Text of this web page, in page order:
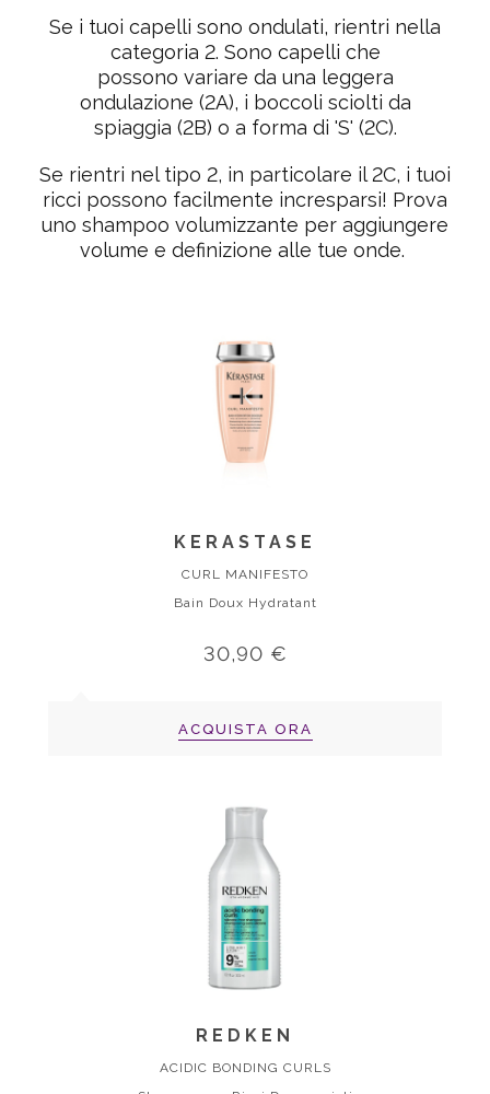
Se i tuoi capelli sono ondulati, rientri nella
categoria 2. Sono capelli che
possono variare da una leggera
ondulazione (2A), i boccoli sciolti da
spiaggia (2B) o a forma di 'S' (2C).
Se rientri nel tipo 2, in particolare il 2C, i tuoi
ricci possono facilmente incresparsi! Prova
uno shampoo volumizzante per aggiungere
volume e definizione alle tue onde.
KERASTASE
CURL MANIFESTO
Bain Doux Hydratant
30,90 €
ACQUISTA ORA
REDKEN
ACIDIC BONDING CURLS